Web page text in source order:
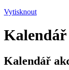
Vytisknout
Kalendář
Kalendář